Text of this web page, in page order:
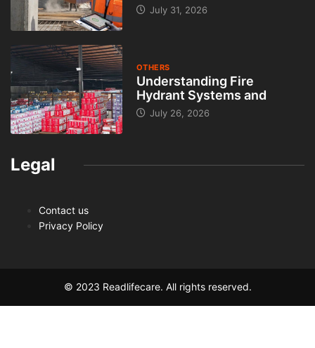
July 31, 2026
OTHERS
Understanding Fire
Hydrant Systems and
July 26, 2026
Legal
Contact us
Privacy Policy
© 2023 Readlifecare. All rights reserved.